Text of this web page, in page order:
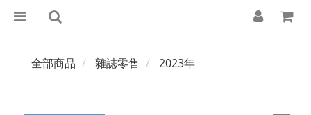
全部商品 雜誌零售 2023年